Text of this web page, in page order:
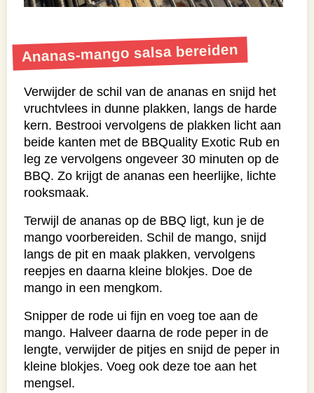
Ananas-mango salsa bereiden
Verwijder de schil van de ananas en snijd het
vruchtvlees in dunne plakken, langs de harde
kern. Bestrooi vervolgens de plakken licht aan
beide kanten met de BBQuality Exotic Rub en
leg ze vervolgens ongeveer 30 minuten op de
BBQ. Zo krijgt de ananas een heerlijke, lichte
rooksmaak.
Terwijl de ananas op de BBQ ligt, kun je de
mango voorbereiden. Schil de mango, snijd
langs de pit en maak plakken, vervolgens
reepjes en daarna kleine blokjes. Doe de
mango in een mengkom.
Snipper de rode ui fijn en voeg toe aan de
mango. Halveer daarna de rode peper in de
lengte, verwijder de pitjes en snijd de peper in
kleine blokjes. Voeg ook deze toe aan het
mengsel.